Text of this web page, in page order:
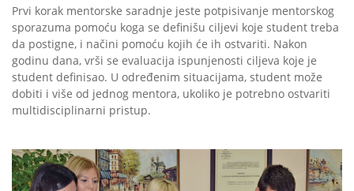
Prvi korak mentorske saradnje jeste potpisivanje mentorskog
sporazuma pomoću koga se definišu ciljevi koje student treba
da postigne, i načini pomoću kojih će ih ostvariti. Nakon
godinu dana, vrši se evaluacija ispunjenosti ciljeva koje je
student definisao. U određenim situacijama, student može
dobiti i više od jednog mentora, ukoliko je potrebno ostvariti
multidisciplinarni pristup.